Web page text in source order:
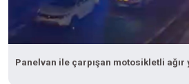
Panelvan ile çarpışan motosikletli ağır